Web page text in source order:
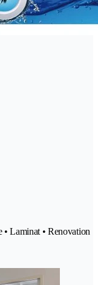
• Laminat • Renovation